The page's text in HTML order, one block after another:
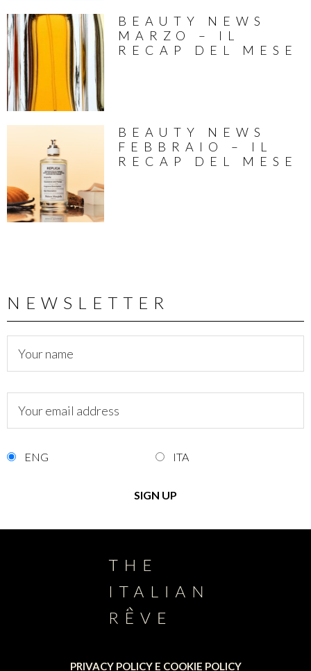
BEAUTY NEWS
MARZO – IL
RECAP DEL MESE
BEAUTY NEWS
FEBBRAIO – IL
RECAP DEL MESE
NEWSLETTER
ENG ITA
PRIVACY POLICY E COOKIE POLICY